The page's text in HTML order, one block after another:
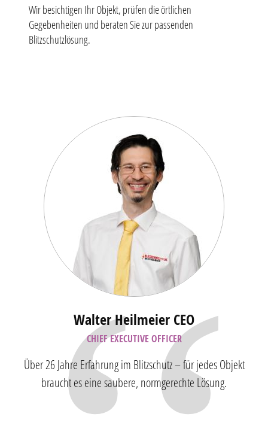
Wir besichtigen Ihr Objekt, prüfen die örtlichen
Gegebenheiten und beraten Sie zur passenden
Blitzschutzlösung.
Walter Heilmeier CEO
CHIEF EXECUTIVE OFFICER
Über 26 Jahre Erfahrung im Blitzschutz – für jedes Objekt
braucht es eine saubere, normgerechte Lösung.